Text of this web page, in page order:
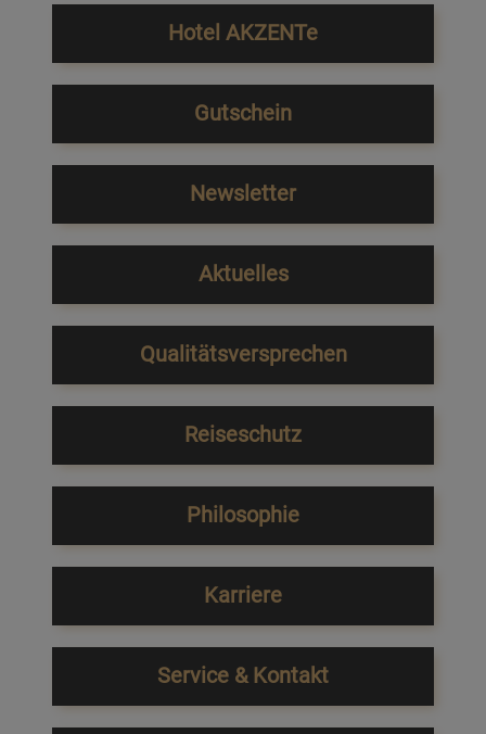
Hotel AKZENTe
Gutschein
Newsletter
Aktuelles
Qualitätsversprechen
Reiseschutz
Philosophie
Karriere
Service & Kontakt